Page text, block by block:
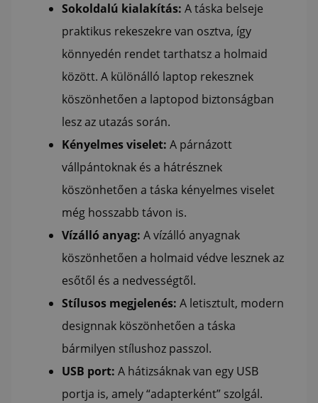
Sokoldalú kialakítás: A táska belseje
praktikus rekeszekre van osztva, így
könnyedén rendet tarthatsz a holmaid
között. A különálló laptop rekesznek
köszönhetően a laptopod biztonságban
lesz az utazás során.
Kényelmes viselet: A párnázott
vállpántoknak és a hátrésznek
köszönhetően a táska kényelmes viselet
még hosszabb távon is.
Vízálló anyag: A vízálló anyagnak
köszönhetően a holmaid védve lesznek az
esőtől és a nedvességtől.
Stílusos megjelenés: A letisztult, modern
designnak köszönhetően a táska
bármilyen stílushoz passzol.
USB port: A hátizsáknak van egy USB
portja is, amely “adapterként” szolgál.